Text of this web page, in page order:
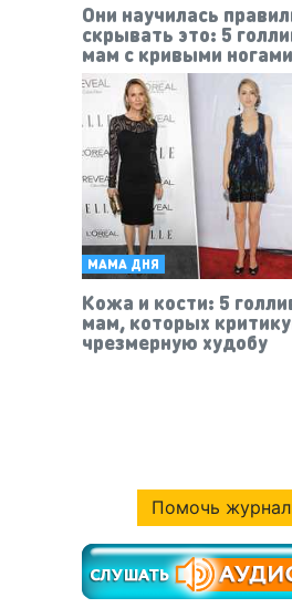
Они научилась
скрывать это: 5
мам с кривыми ногами
МАМА ДНЯ
Кожа и кости: 5
мам, которых
чрезмерную худобу
Помочь